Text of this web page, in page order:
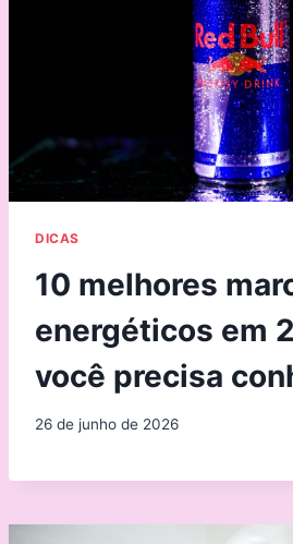
DICAS
10 melhores
energéticos em
você precisa
26 de junho de 2026